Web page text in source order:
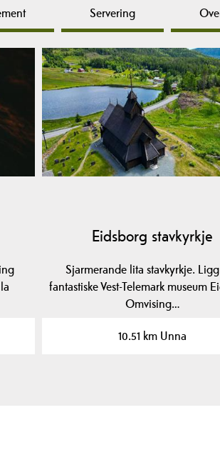
Servering
Eidsborg stavkyrkje
Sjarmerande lita stavkyrkje.
fantastiske Vest-Telemark museum
Omvising…
10.51 km Unna